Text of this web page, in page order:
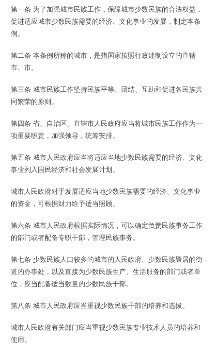
第一条 为了加强城市民族工作，保障城市少数民族的合法权益，
促进适应城市少数民族需要的经济、文化事业的发展，制定本条
例。
第二条 本条例所称的城市，是指国家按照行政建制设立的直辖
市、市。
第三条 城市民族工作坚持民族平等、团结、互助和促进各民族共
同繁荣的原则。
第四条 省、自治区、直辖市人民政府应当将城市民族工作作为一
项重要职责，加强领导，统筹安排。
第五条 城市人民政府应当将适应当地少数民族需要的经济、文化
事业列入国民经济和社会发展计划。
城市人民政府对于发展适应当地少数民族需要的经济、文化事业
的资金，可根据财力给予适当照顾。
第六条 城市人民政府根据实际情况，可以确定负责民族事务工作
的部门或者配备专职干部，管理民族事务。
第七条 少数民族人口较多的城市的人民政府、少数民族聚居的街
道的办事处，以及直接为少数民族生产、生活服务的部门或者单
位，应当配备适当数量的少数民族干部。
第八条 城市人民政府应当重视少数民族干部的培养和选拔。
城市人民政府有关部门应当重视少数民族专业技术人员的培养和
使用。